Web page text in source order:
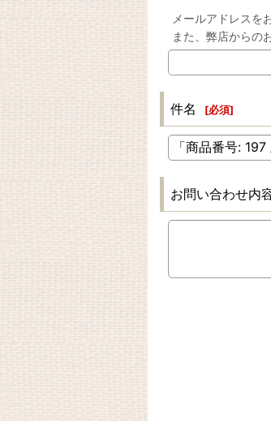
メールアドレスを
また、弊店からの
件名 [必須]
お問い合わせ内